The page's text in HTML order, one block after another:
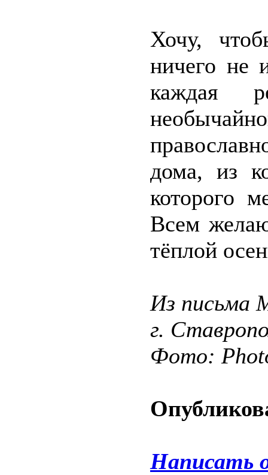
Хочу,
ничего не
каждая
дома, из
которого
Всем
тёплой
Из письма
г.
Фото:
Написать